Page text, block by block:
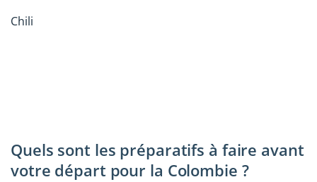
Chili
Quels sont les préparatifs à faire avant
votre départ pour la Colombie ?